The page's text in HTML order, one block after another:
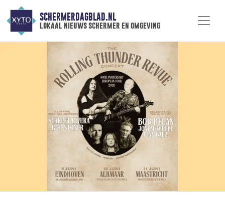
SCHERMERDAGBLAD.NL
lokaal nieuws schermer en omgeving